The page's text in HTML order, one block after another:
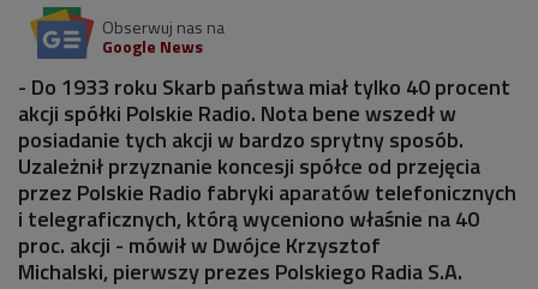
Obserwuj nas na
Google News
- Do 1933 roku Skarb państwa miał tylko 40 procent
akcji spółki Polskie Radio. Nota bene wszedł w
posiadanie tych akcji w bardzo sprytny sposób.
Uzależnił przyznanie koncesji spółce od przejęcia
przez Polskie Radio fabryki aparatów telefonicznych
i telegraficznych, którą wyceniono właśnie na 40
proc. akcji - mówił w Dwójce Krzysztof
Michalski, pierwszy prezes Polskiego Radia S.A.